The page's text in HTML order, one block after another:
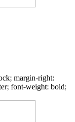
margin-right:
font-weight: bold;